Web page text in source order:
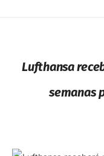
Lufthansa
semanas